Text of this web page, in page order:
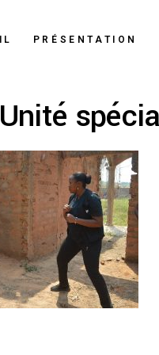
PRÉSENTATION